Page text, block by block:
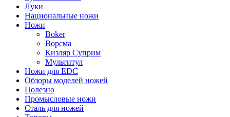
Луки
Национальные ножи
Ножи
Boker
Ворсма
Кизляр Суприм
Мультитул
Ножи для EDC
Обзоры моделей ножей
Полезно
Промысловые ножи
Сталь для ножей